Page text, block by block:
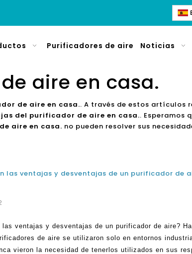
Purificadores de aire Noticias
aire en casa.
de aire en casa.. A través de estos artículos
del purificador de aire en casa.. Esperamos
aire en casa. no pueden resolver sus
las ventajas y desventajas de un purificador de
las ventajas y desventajas de un purificador de aire?
de aire se utilizaron solo en entornos
vieron la necesidad de tenerlos utilizados en sus